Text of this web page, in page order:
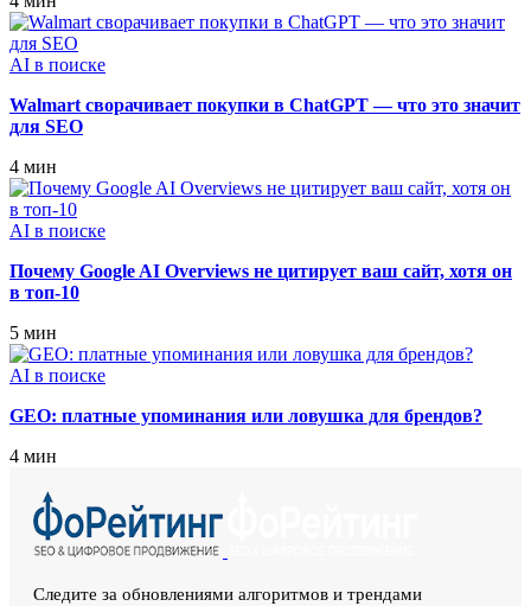
AI в поиске
Walmart сворачивает покупки в ChatGPT — что это значит
для SEO
4 мин
AI в поиске
Почему Google AI Overviews не цитирует ваш сайт, хотя он
в топ‑10
5 мин
AI в поиске
GEO: платные упоминания или ловушка для брендов?
4 мин
Следите за обновлениями алгоритмов и трендами